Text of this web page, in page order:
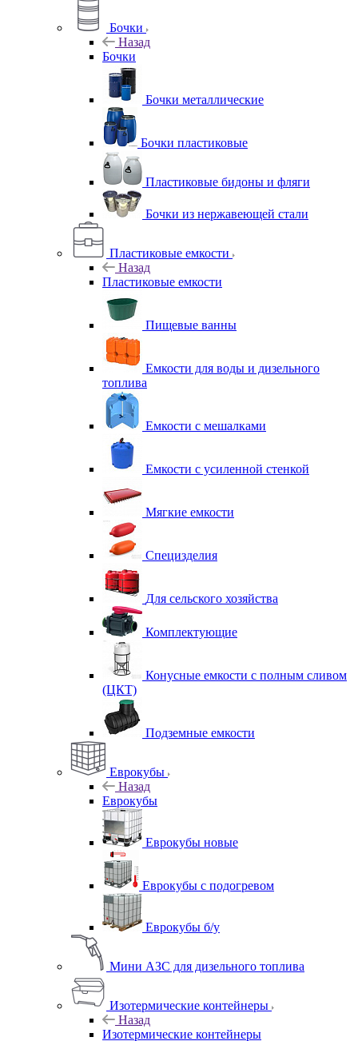
Бочки
Назад
Бочки
Бочки металлические
Бочки пластиковые
Пластиковые бидоны и фляги
Бочки из нержавеющей стали
Пластиковые емкости
Назад
Пластиковые емкости
Пищевые ванны
Емкости для воды и дизельного
топлива
Емкости с мешалками
Емкости с усиленной стенкой
Мягкие емкости
Специзделия
Для сельского хозяйства
Комплектующие
Конусные емкости с полным сливом
(ЦКТ)
Подземные емкости
Еврокубы
Назад
Еврокубы
Еврокубы новые
Еврокубы с подогревом
Еврокубы б/у
Мини АЗС для дизельного топлива
Изотермические контейнеры
Назад
Изотермические контейнеры